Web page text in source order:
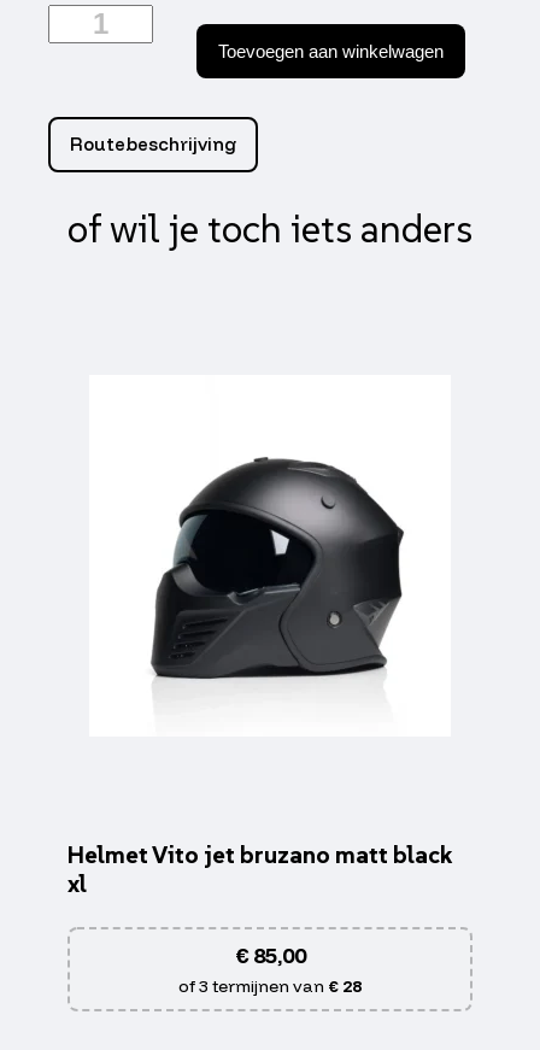
Handschoenen
Mkx
aantal
Toevoegen aan winkelwagen
Routebeschrijving
of wil je toch iets anders
Helmet Vito jet bruzano matt black
xl
€85,00
of 3 termijnen van € 28